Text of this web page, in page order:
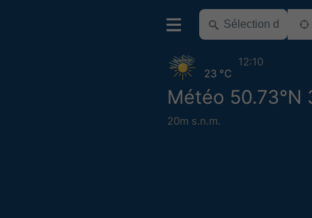
Météo 50.73°N
20m s.n.m.
23 °C
12:10